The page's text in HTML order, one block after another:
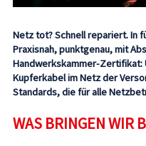
Netz tot? Schnell repariert. In
Praxisnah, punktgenau, mit
Handwerkskammer-
Kupferkabel im Netz der
Standards, die für alle
WAS BRINGEN WIR